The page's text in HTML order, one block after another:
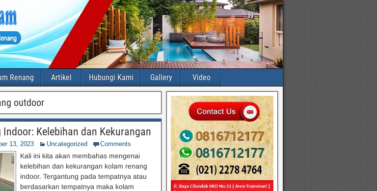
Renang Artikel Hubungi Kami Gallery Video
outdoor
Indoor: Kelebihan dan Kekurangan
13, 2023 Uncategorized Comments
Kali ini kita akan membahas mengenai
kelebihan dan kekurangan kolam renang
indoor. Tergantung pada tempatnya atau
berdasarkan tempatnya maka kolam